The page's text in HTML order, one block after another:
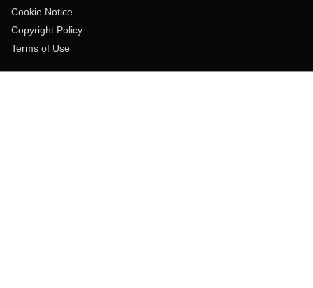
Cookie Notice
Copyright Policy
Terms of Use